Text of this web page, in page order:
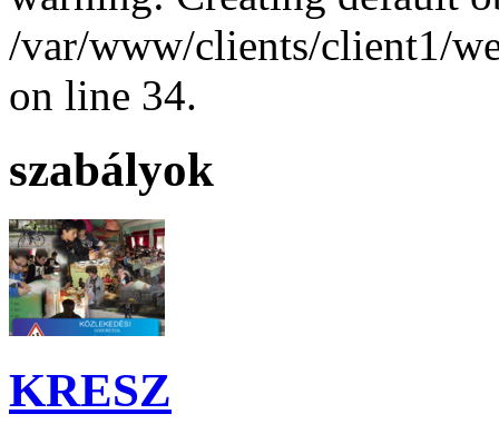
/var/www/clients/client1/
on line 34.
szabályok
KRESZ